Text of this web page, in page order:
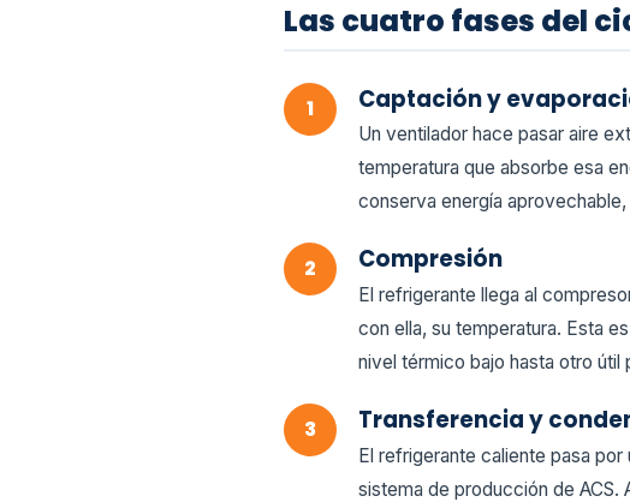
Las cuatro fases del
Captación y
Un ventilador hace pasar aire
temperatura que absorbe esa
conserva energía
Compresión
El refrigerante llega al
con ella, su temperatura. Esta
nivel térmico bajo hasta otro útil
Transferencia y
El refrigerante caliente pasa
sistema de producción de ACS.